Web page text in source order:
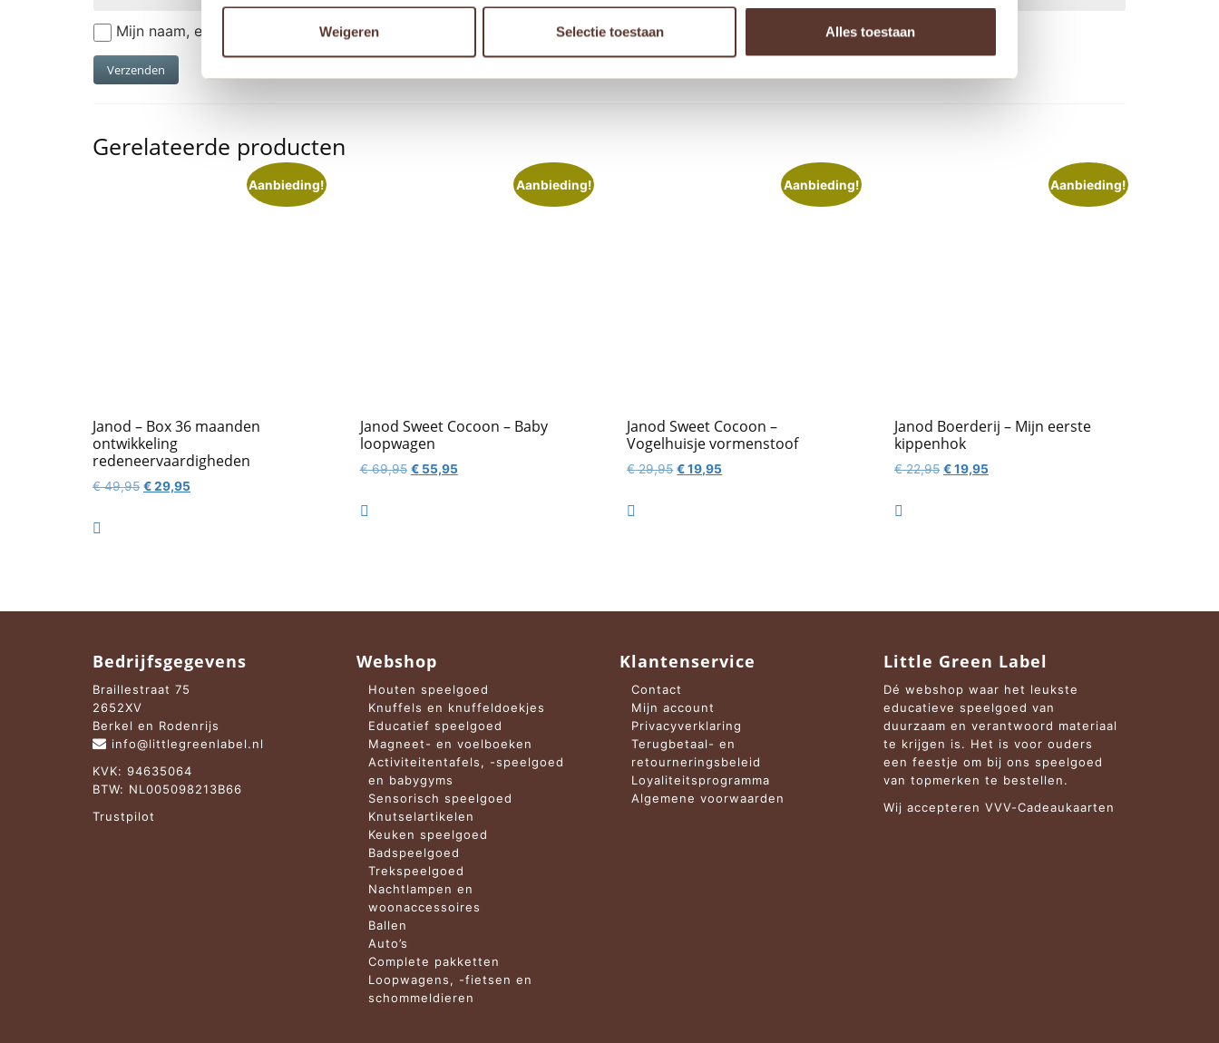
Weigeren Selectie toestaan Alles toestaan
Mijn naam, e-mail en site opslaan in deze browser voor de volgende keer wanneer ik een reactie plaats.
Gerelateerde producten
Aanbieding!
Janod – Box 36 maanden
ontwikkeling
redeneervaardigheden
€49,95 Oorspronkelijke
€29,95Huidige

Aanbieding!
Janod Sweet Cocoon – Baby
loopwagen
€69,95 Oorspronkelijke
€55,95Huidige

Aanbieding!
Janod Sweet Cocoon –
Vogelhuisje vormenstoof
€29,95 Oorspronkelijke
€19,95Huidige

Aanbieding!
Janod Boerderij – Mijn eerste
kippenhok
€22,95 Oorspronkelijke
€19,95Huidige

Bedrijfsgegevens
Braillestraat 75
2652XV
Berkel en Rodenrijs
info@littlegreenlabel.nl
KVK: 94635064
BTW: NL005098213B66
Trustpilot
Webshop
Houten speelgoed
Knuffels en knuffeldoekjes
Educatief speelgoed
Magneet- en voelboeken
Activiteitentafels, -speelgoed
en babygyms
Sensorisch speelgoed
Knutselartikelen
Keuken speelgoed
Badspeelgoed
Trekspeelgoed
Nachtlampen en
woonaccessoires
Ballen
Auto’s
Complete pakketten
Loopwagens, -fietsen en
schommeldieren
Klantenservice
Contact
Mijn account
Privacyverklaring
Terugbetaal- en
retourneringsbeleid
Loyaliteitsprogramma
Algemene voorwaarden
Little Green Label
Dé webshop waar het leukste
educatieve speelgoed van
duurzaam en verantwoord materiaal
te krijgen is. Het is voor ouders
een feestje om bij ons speelgoed
van topmerken te bestellen.
Wij accepteren VVV-Cadeaukaarten